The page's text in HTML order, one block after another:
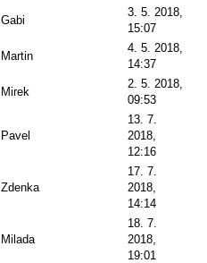
Gabi
3. 5. 2018,
15:07
Martin
4. 5. 2018,
14:37
Mirek
2. 5. 2018,
09:53
Pavel
13. 7.
2018,
12:16
Zdenka
17. 7.
2018,
14:14
Milada
18. 7.
2018,
19:01